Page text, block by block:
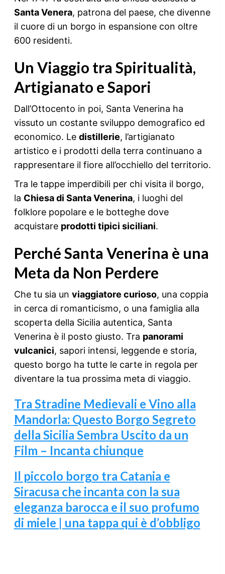
Santa Venera, patrona del paese, che divenne
il cuore di un borgo in espansione con oltre
600 residenti.
Un Viaggio tra Spiritualità,
Artigianato e Sapori
Dall’Ottocento in poi, Santa Venerina ha
vissuto un costante sviluppo demografico ed
economico. Le distillerie, l’artigianato
artistico e i prodotti della terra continuano a
rappresentare il fiore all’occhiello del territorio.
Tra le tappe imperdibili per chi visita il borgo,
la Chiesa di Santa Venerina, i luoghi del
folklore popolare e le botteghe dove
acquistare prodotti tipici siciliani.
Perché Santa Venerina è una
Meta da Non Perdere
Che tu sia un viaggiatore curioso, una coppia
in cerca di romanticismo, o una famiglia alla
scoperta della Sicilia autentica, Santa
Venerina è il posto giusto. Tra panorami
vulcanici, sapori intensi, leggende e storia,
questo borgo ha tutte le carte in regola per
diventare la tua prossima meta di viaggio.
Tra Stradine Medievali e Vino alla
Mandorla: Questo Borgo Segreto
della Sicilia Sembra Uscito da un
Film – Incanta chiunque
Il piccolo borgo tra Catania e
Siracusa che incanta con la sua
eleganza barocca e il suo profumo
di miele | una tappa qui è d’obbligo